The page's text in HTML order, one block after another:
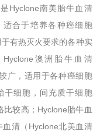
Hyclone南美胎牛血清
适合于培养各种癌细胞
有热灭火要求的各种实
Hyclone 澳洲胎牛血清
广，适用于各种癌细胞
干细胞，间充质干细胞
较高； Hyclone胎牛血
血清（ Hyclone北美血清